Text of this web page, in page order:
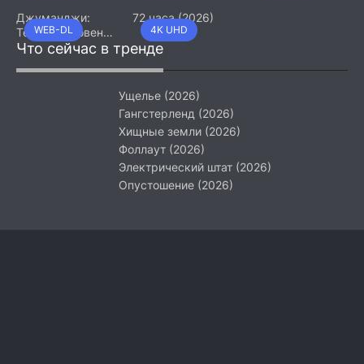
WEB-DL
Джуманджи:
Тёмный уровень
(2026)
4K UHD
72 часа (2026)
Что сейчас в тренде
Ущелье (2026)
Гангстерленд (2026)
Хищные земли (2026)
Фоллаут (2026)
Электрический штат (2026)
Опустошение (2026)